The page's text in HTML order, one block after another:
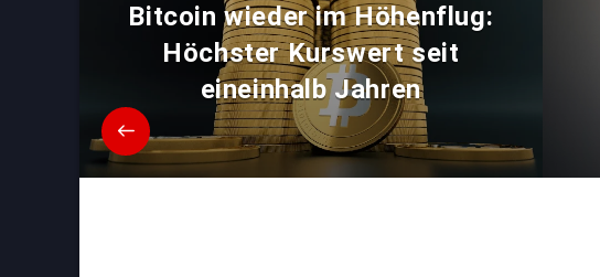
Bitcoin wieder im Höhenflug:
Höchster Kurswert seit
eineinhalb Jahren